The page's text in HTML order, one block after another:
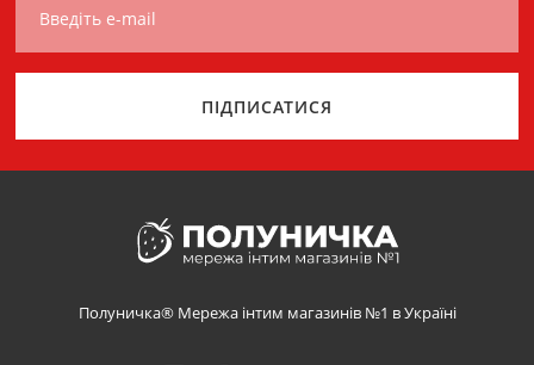
Введіть e-mail
ПІДПИСАТИСЯ
Полуничка® Мережа інтим магазинів №1 в Україні